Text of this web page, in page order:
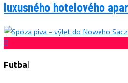
luxusného hotelového
Futbal